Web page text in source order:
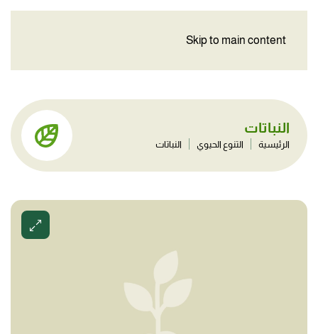
Skip to main content
النباتات
الرئيسية التنوع الحيوي النباتات